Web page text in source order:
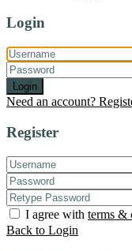
Login
Login
Need an account?
Register
I agree with terms &
Back to Login